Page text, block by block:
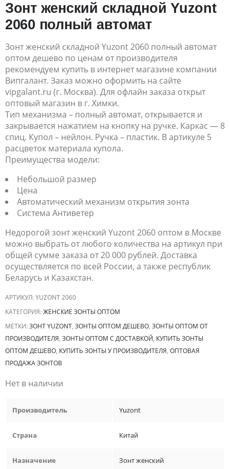
Зонт женский складной Yuzont
2060 полный автомат
Зонт женский складной Yuzont 2060 полный автомат
оптом дешево по ценам от производителя
рекомендуем купить в интернет магазине компании
Випгалант. Заказ можно оформить на сайте
vipgalant.ru (г. Москва). Для офлайн заказа открыт
оптовый магазин в г. Химки.
Тип механизма – полный автомат, открывается и
закрывается нажатием на кнопку на ручке. Каркас — 8
спиц. Купол – нейлон. Ручка – пластик. В артикуле 5
расцветок материала купола.
Преимущества модели:
Небольшой размер
Цена
Автоматический механизм открытия зонта
Система Антиветер
Недорогой зонт женский Yuzont 2060 оптом в Москве
можно выбрать от любого количества на артикул при
общей сумме заказа от 20 000 рублей. Доставка
осуществляется по всей России, а также республик
Беларусь и Казахстан.
АРТИКУЛ:YUZONT 2060
КАТЕГОРИЯ:ЖЕНСКИЕ ЗОНТЫ ОПТОМ
МЕТКИ:ЗОНТ YUZONT, ЗОНТЫ ОПТОМ ДЕШЕВО, ЗОНТЫ ОПТОМ ОТ
ПРОИЗВОДИТЕЛЯ, ЗОНТЫ ОПТОМ С ДОСТАВКОЙ, КУПИТЬ ЗОНТЫ
ОПТОМ ДЕШЕВО, КУПИТЬ ЗОНТЫ У ПРОИЗВОДИТЕЛЯ, ОПТОВАЯ
ПРОДАЖА ЗОНТОВ
Нет в наличии
Производитель Yuzont
Страна Китай
Назначение Зонт женский